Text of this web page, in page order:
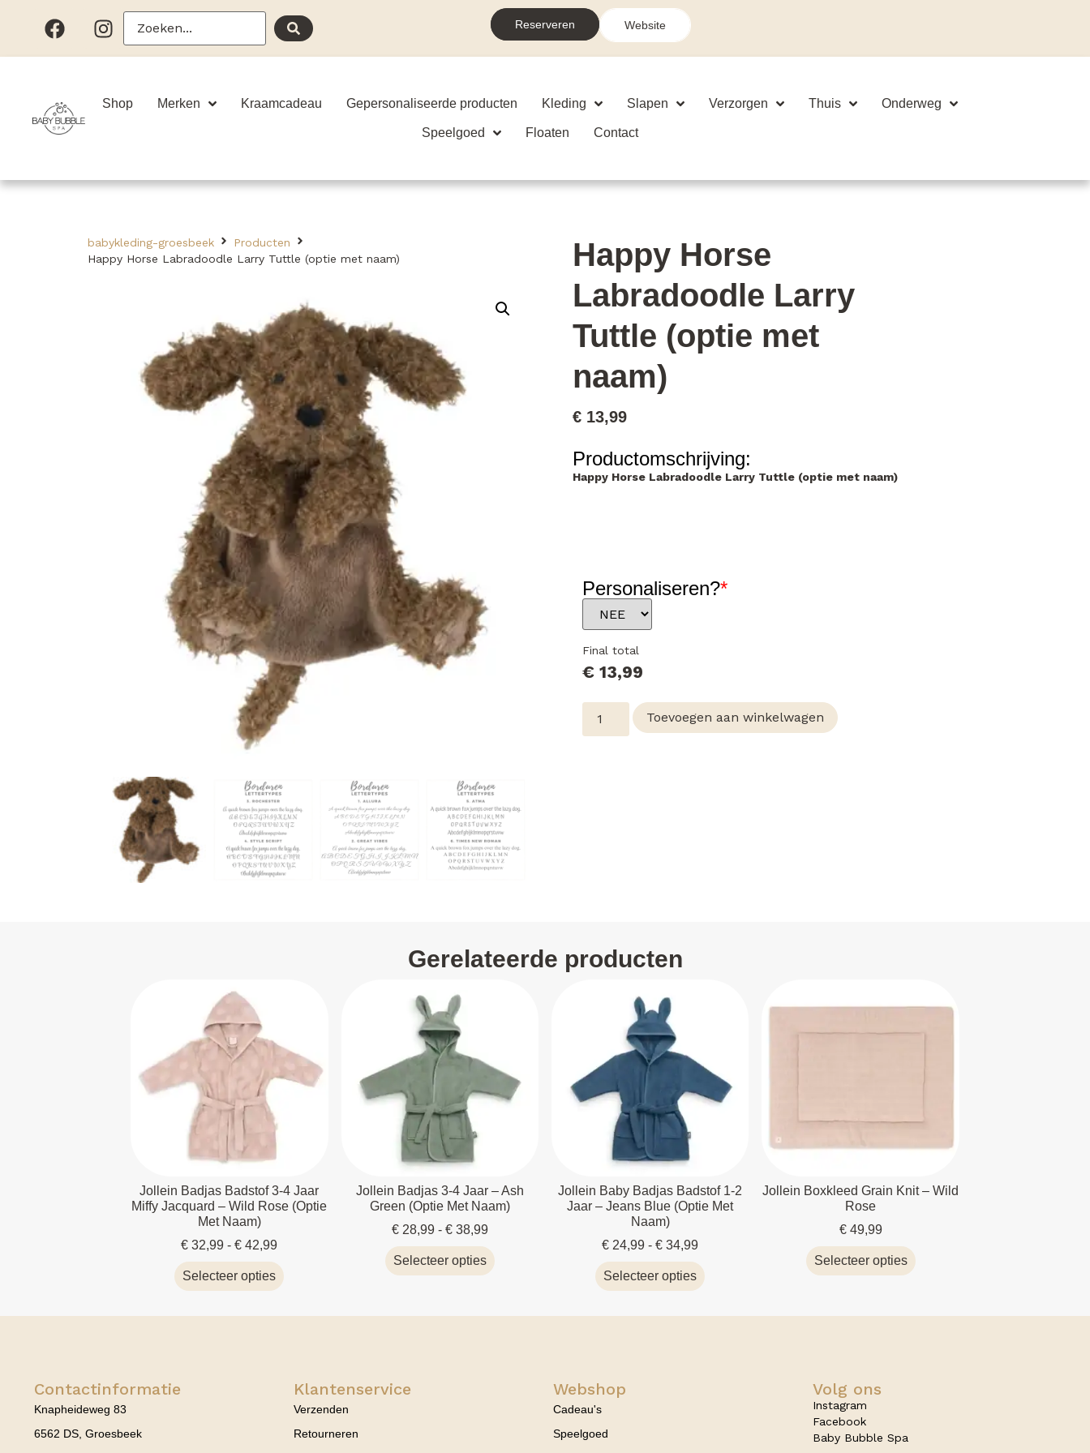
Reserveren Website
Shop Merken Kraamcadeau Gepersonaliseerde producten Kleding Slapen Verzorgen Thuis Onderweg
Speelgoed Floaten Contact
babykleding-groesbeek
Producten
Happy Horse Labradoodle Larry Tuttle (optie met naam)
Happy Horse
Labradoodle Larry
Tuttle (optie met
naam)
€13,99
Productomschrijving:
Happy Horse Labradoodle Larry Tuttle (optie met naam)
*
Personaliseren?
Final total
€13,99
Toevoegen aan winkelwagen
Gerelateerde producten
Jollein Badjas Badstof 3-4 Jaar
Miffy Jacquard – Wild Rose (optie
Met Naam)
€ 32,99 - € 42,99
Selecteer opties
Jollein Badjas 3-4 Jaar – Ash
Green (optie Met Naam)
€28,99 - €38,99
Selecteer opties
Jollein Baby Badjas Badstof 1-2
Jaar – Jeans Blue (optie Met
Naam)
€ 24,99 - € 34,99
Selecteer opties
Jollein Boxkleed Grain Knit – Wild
Rose
€49,99
Selecteer opties
Contactinformatie
Knapheideweg 83
6562 DS, Groesbeek
Klantenservice
Verzenden
Retourneren
Webshop
Cadeau's
Speelgoed
Volg ons
Instagram
Facebook
Baby Bubble Spa